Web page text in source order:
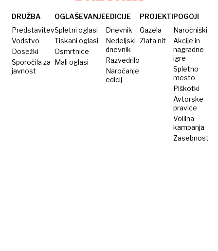
DRUŽBA
Predstavitev
Vodstvo
Dosežki
Sporočila za
javnost
OGLAŠEVANJE
Spletni oglasi
Tiskani oglasi
Osmrtnice
Mali oglasi
EDICIJE
Dnevnik
Nedeljski
dnevnik
Razvedrilo
Naročanje
edicij
PROJEKTI
Gazela
Zlata nit
POGOJI
Naročniški
Akcije in
nagradne
igre
Spletno
mesto
Piškotki
Avtorske
pravice
Volilna
kampanja
Zasebnost